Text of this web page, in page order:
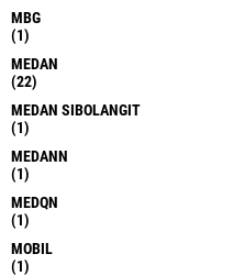
MBG
(1)
MEDAN
(22)
MEDAN SIBOLANGIT
(1)
MEDANN
(1)
MEDQN
(1)
MOBIL
(1)